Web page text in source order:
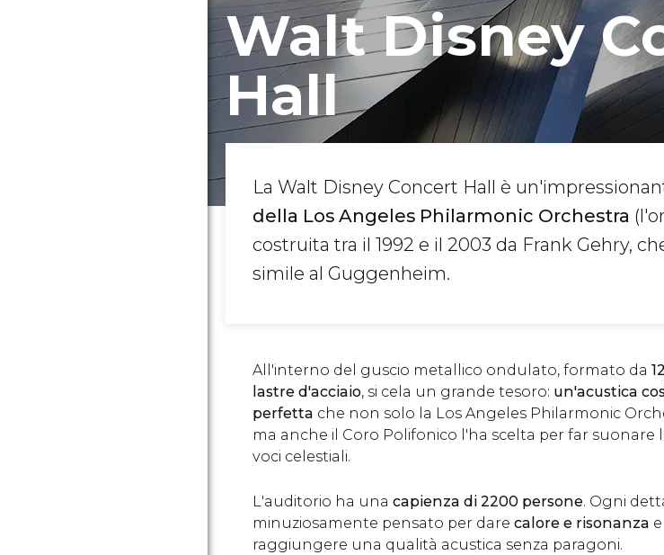
Walt Disney
Hall
La Walt Disney Concert Hall è
della Los Angeles Philarmonic Orchestra
costruita tra il 1992 e il 2003 da Frank Gehry,
simile al Guggenheim.
All'interno del guscio metallico ondulato, formato da
lastre d'acciaio, si cela un grande tesoro: un'acustica
perfetta che non solo la Los Angeles Philarmonic
ma anche il Coro Polifonico l'ha scelta per far suonare
voci celestiali.
L'auditorio ha una capienza di 2200 persone. Ogni
minuziosamente pensato per dare calore e risonanza e
raggiungere una qualità acustica senza paragoni.